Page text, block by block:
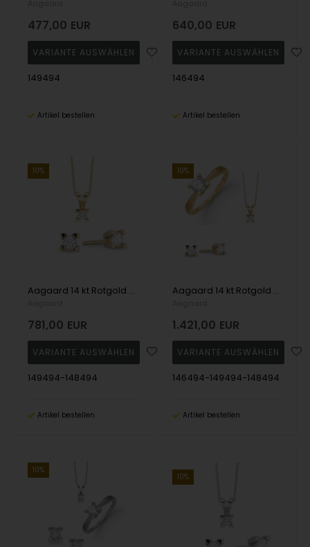
477,00 EUR
149494
Artikel bestellen
640,00 EUR
146494
Artikel bestellen
10%
Aagaard 14 kt Rotgold Eternity 4-Greifer-Schmuckset mit 3 x 0,05 - 1,00 ct Diamanten
781,00 EUR
149494-148494
Artikel bestellen
10%
Aagaard 14 kt Rotgold Eternity 4 Greifer Schmuckset mit 4 x 0.05 - 1.00 ct Diamanten
1.421,00 EUR
146494-149494-148494
Artikel bestellen
10%
10%